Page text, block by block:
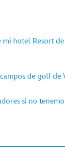
hotel Resort
de golf de
si no